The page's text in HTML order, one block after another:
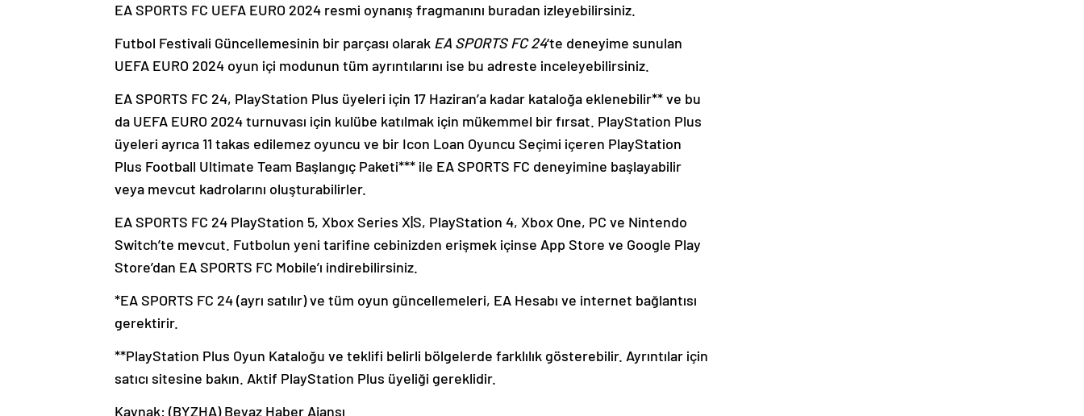
EA SPORTS FC UEFA EURO 2024 resmi oynanış fragmanını buradan izleyebilirsiniz.
Futbol Festivali Güncellemesinin bir parçası olarak EA SPORTS FC 24‘te deneyime sunulan
UEFA EURO 2024 oyun içi modunun tüm ayrıntılarını ise bu adreste inceleyebilirsiniz.
EA SPORTS FC 24, PlayStation Plus üyeleri için 17 Haziran’a kadar kataloğa eklenebilir** ve bu
da UEFA EURO 2024 turnuvası için kulübe katılmak için mükemmel bir fırsat. PlayStation Plus
üyeleri ayrıca 11 takas edilemez oyuncu ve bir Icon Loan Oyuncu Seçimi içeren PlayStation
Plus Football Ultimate Team Başlangıç Paketi*** ile EA SPORTS FC deneyimine başlayabilir
veya mevcut kadrolarını oluşturabilirler.
EA SPORTS FC 24 PlayStation 5, Xbox Series X|S, PlayStation 4, Xbox One, PC ve Nintendo
Switch’te mevcut. Futbolun yeni tarifine cebinizden erişmek içinse App Store ve Google Play
Store’dan EA SPORTS FC Mobile’ı indirebilirsiniz.
*EA SPORTS FC 24 (ayrı satılır) ve tüm oyun güncellemeleri, EA Hesabı ve internet bağlantısı
gerektirir.
**PlayStation Plus Oyun Kataloğu ve teklifi belirli bölgelerde farklılık gösterebilir. Ayrıntılar için
satıcı sitesine bakın. Aktif PlayStation Plus üyeliği gereklidir.
Kaynak: (BYZHA) Beyaz Haber Ajansı